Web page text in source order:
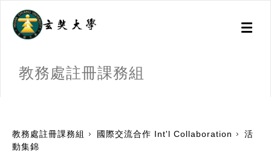
Toggle
教務處註冊課務組
教務處註冊課務組 國際交流合作 Int'l Collaboration
活
動集錦